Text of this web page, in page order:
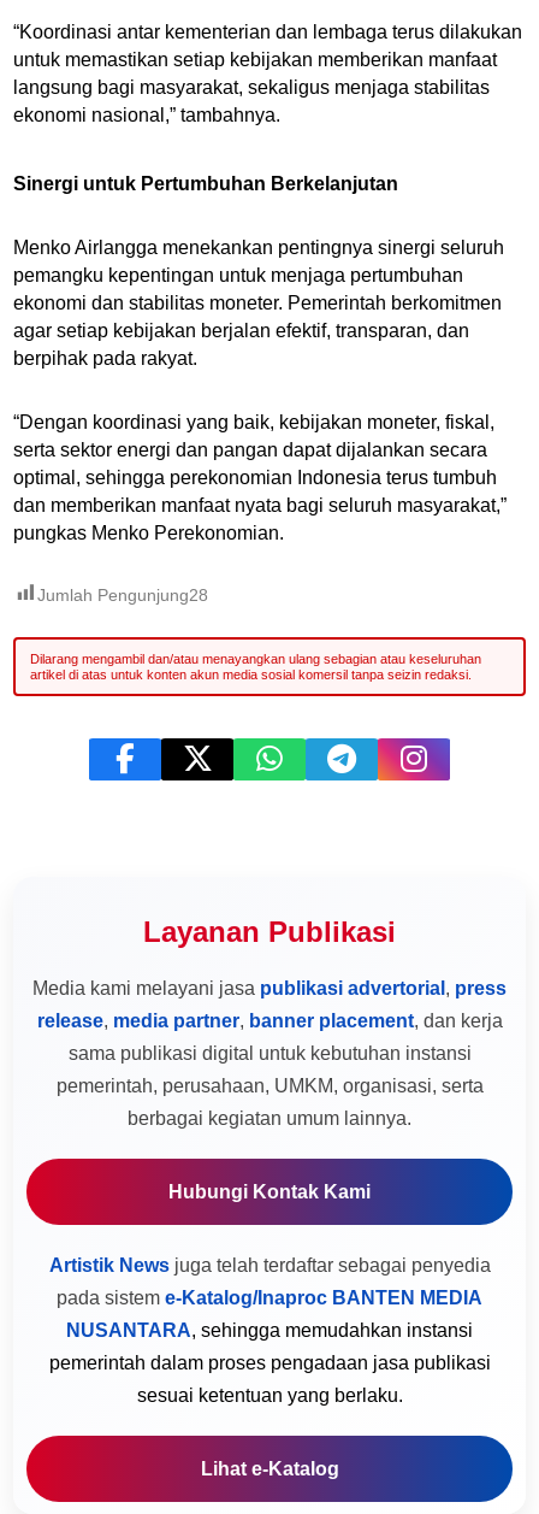
“Koordinasi antar kementerian dan lembaga terus dilakukan
untuk memastikan setiap kebijakan memberikan manfaat
langsung bagi masyarakat, sekaligus menjaga stabilitas
ekonomi nasional,” tambahnya.
Sinergi untuk Pertumbuhan Berkelanjutan
Menko Airlangga menekankan pentingnya sinergi seluruh
pemangku kepentingan untuk menjaga pertumbuhan
ekonomi dan stabilitas moneter. Pemerintah berkomitmen
agar setiap kebijakan berjalan efektif, transparan, dan
berpihak pada rakyat.
“Dengan koordinasi yang baik, kebijakan moneter, fiskal,
serta sektor energi dan pangan dapat dijalankan secara
optimal, sehingga perekonomian Indonesia terus tumbuh
dan memberikan manfaat nyata bagi seluruh masyarakat,”
pungkas Menko Perekonomian.
Jumlah Pengunjung28
Layanan Publikasi
Media kami melayani jasa publikasi advertorial , press
release, media partner, banner placement, dan kerja
sama publikasi digital untuk kebutuhan instansi
pemerintah, perusahaan, UMKM, organisasi, serta
berbagai kegiatan umum lainnya.
Hubungi Kontak Kami
Artistik Newsjuga telah terdaftar sebagai penyedia
pada sistem e-Katalog/Inaproc BANTEN MEDIA
NUSANTARA, sehingga memudahkan instansi
pemerintah dalam proses pengadaan jasa publikasi
sesuai ketentuan yang berlaku.
Lihat e-Katalog